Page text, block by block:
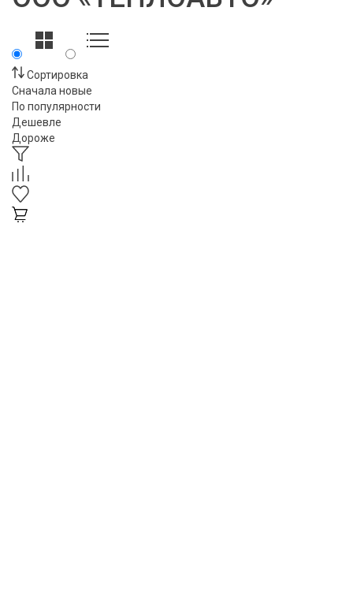
Сортировка
Сначала новые
По популярности
Дешевле
Дороже